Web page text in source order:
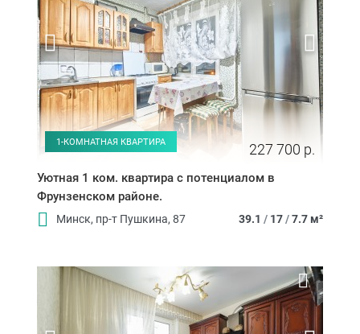
1-КОМНАТНАЯ КВАРТИРА 227 700 р.
Уютная 1 ком. квартира с потенциалом в
Фрунзенском районе.
Минск, пр-т Пушкина, 87 39.1 / 17/7.7 м²